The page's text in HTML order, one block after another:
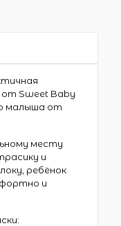
Sweet Baby
малыша от
месту
и
ребёнок
и